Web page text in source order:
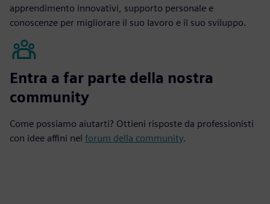
apprendimento innovativi, supporto personale e
conoscenze per migliorare il suo lavoro e il suo sviluppo.
Entra a far parte della nostra
community
Come possiamo aiutarti? Ottieni risposte da professionisti
con idee affini nel forum della community.